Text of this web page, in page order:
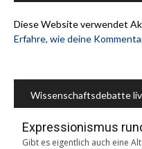
Diese Website verwendet
Erfahre, wie deine
Wissenschaftsdebatte
Expressionismus
Gibt es eigentlich auch eine